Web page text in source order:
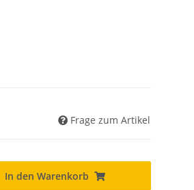
Frage zum Artikel
In den Warenkorb